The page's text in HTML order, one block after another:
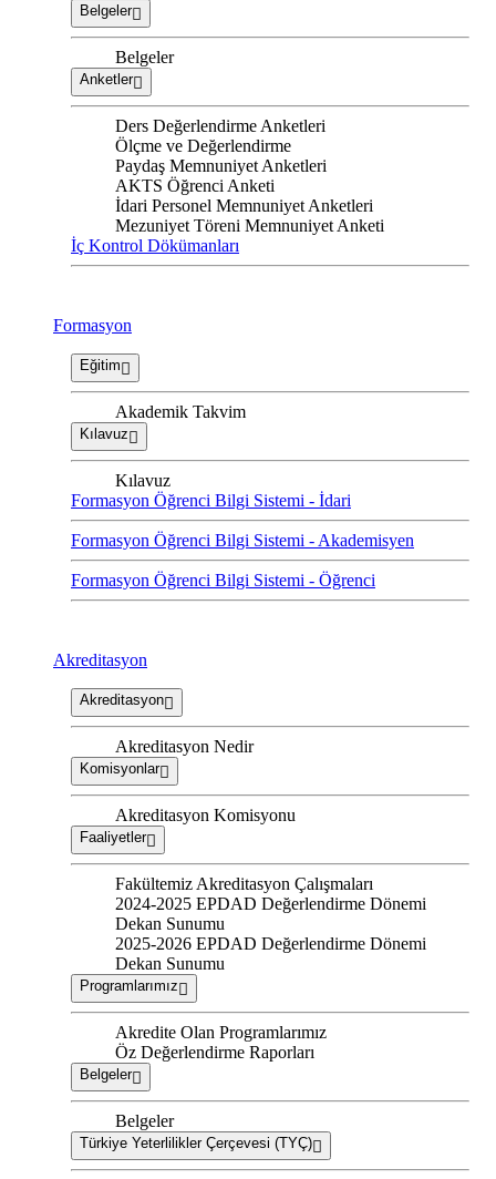
Belgeler
Belgeler
Anketler
Ders Değerlendirme Anketleri
Ölçme ve Değerlendirme
Paydaş Memnuniyet Anketleri
AKTS Öğrenci Anketi
İdari Personel Memnuniyet Anketleri
Mezuniyet Töreni Memnuniyet Anketi
İç Kontrol Dökümanları
Formasyon
Eğitim
Akademik Takvim
Kılavuz
Kılavuz
Formasyon Öğrenci Bilgi Sistemi - İdari
Formasyon Öğrenci Bilgi Sistemi - Akademisyen
Formasyon Öğrenci Bilgi Sistemi - Öğrenci
Akreditasyon
Akreditasyon
Akreditasyon Nedir
Komisyonlar
Akreditasyon Komisyonu
Faaliyetler
Fakültemiz Akreditasyon Çalışmaları
2024-2025 EPDAD Değerlendirme Dönemi
Dekan Sunumu
2025-2026 EPDAD Değerlendirme Dönemi
Dekan Sunumu
Programlarımız
Akredite Olan Programlarımız
Öz Değerlendirme Raporları
Belgeler
Belgeler
Türkiye Yeterlilikler Çerçevesi (TYÇ)